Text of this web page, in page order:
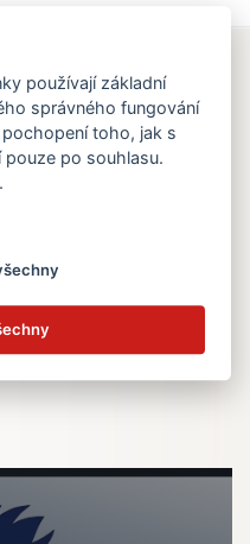
používají základní
správného fungování
toho, jak s
pouze po souhlasu.
.